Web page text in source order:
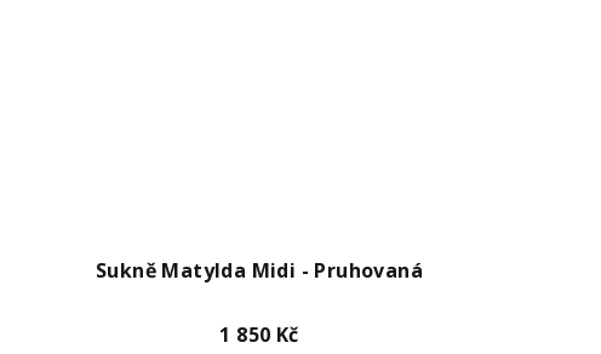
Sukně Matylda Midi - Pruhovaná
1 850 Kč